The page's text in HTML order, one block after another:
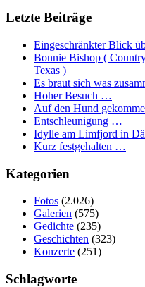
Letzte Beiträge
Eingeschränkter Blick
Bonnie Bishop (
Texas )
Es braut sich was
Hoher Besuch …
Auf den Hund
Entschleunigung …
Idylle am Limfjord in
Kurz festgehalten …
Kategorien
Fotos (2.026)
Galerien (575)
Gedichte (235)
Geschichten (323)
Konzerte (251)
Schlagworte